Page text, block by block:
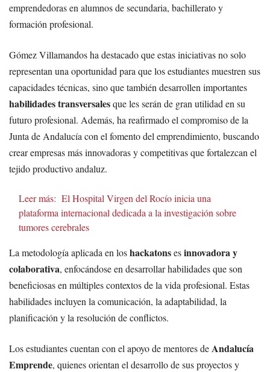
emprendedoras en alumnos de secundaria, bachillerato y
formación profesional.
Gómez Villamandos ha destacado que estas iniciativas no solo
representan una oportunidad para que los estudiantes muestren sus
capacidades técnicas, sino que también desarrollen importantes
habilidades transversalesque les serán de gran utilidad en su
futuro profesional. Además, ha reafirmado el compromiso de la
Junta de Andalucía con el fomento del emprendimiento, buscando
crear empresas más innovadoras y competitivas que fortalezcan el
tejido productivo andaluz.
Leer más: El Hospital Virgen del Rocío inicia una
plataforma internacional dedicada a la investigación sobre
tumores cerebrales
La metodología aplicada en loshackatonsesinnovadora y
colaborativa, enfocándose en desarrollar habilidades que son
beneficiosas en múltiples contextos de la vida profesional. Estas
habilidades incluyen la comunicación, la adaptabilidad, la
planificación y la resolución de conflictos.
Los estudiantes cuentan con el apoyo de mentores deAndalucía
Emprende, quienes orientan el desarrollo de sus proyectos y